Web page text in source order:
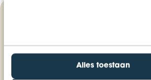
Alles toestaan
personeel?
Lees ook onze andere blogs of